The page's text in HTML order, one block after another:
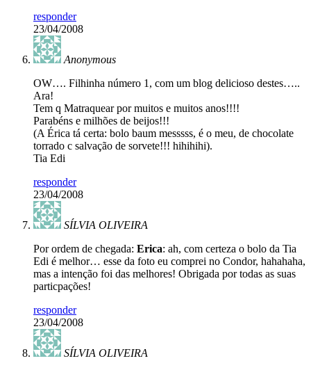
responder
23/04/2008
Anonymous
OW…. Filhinha número 1, com um blog delicioso destes…..
Ara!
Tem q Matraquear por muitos e muitos anos!!!!
Parabéns e milhões de beijos!!!
(A Érica tá certa: bolo baum messsss, é o meu, de chocolate
torrado c salvação de sorvete!!! hihihihi).
Tia Edi
responder
23/04/2008
SÍLVIA OLIVEIRA
Por ordem de chegada: Erica: ah, com certeza o bolo da Tia
Edi é melhor… esse da foto eu comprei no Condor, hahahaha,
mas a intenção foi das melhores! Obrigada por todas as suas
particpações!
responder
23/04/2008
SÍLVIA OLIVEIRA